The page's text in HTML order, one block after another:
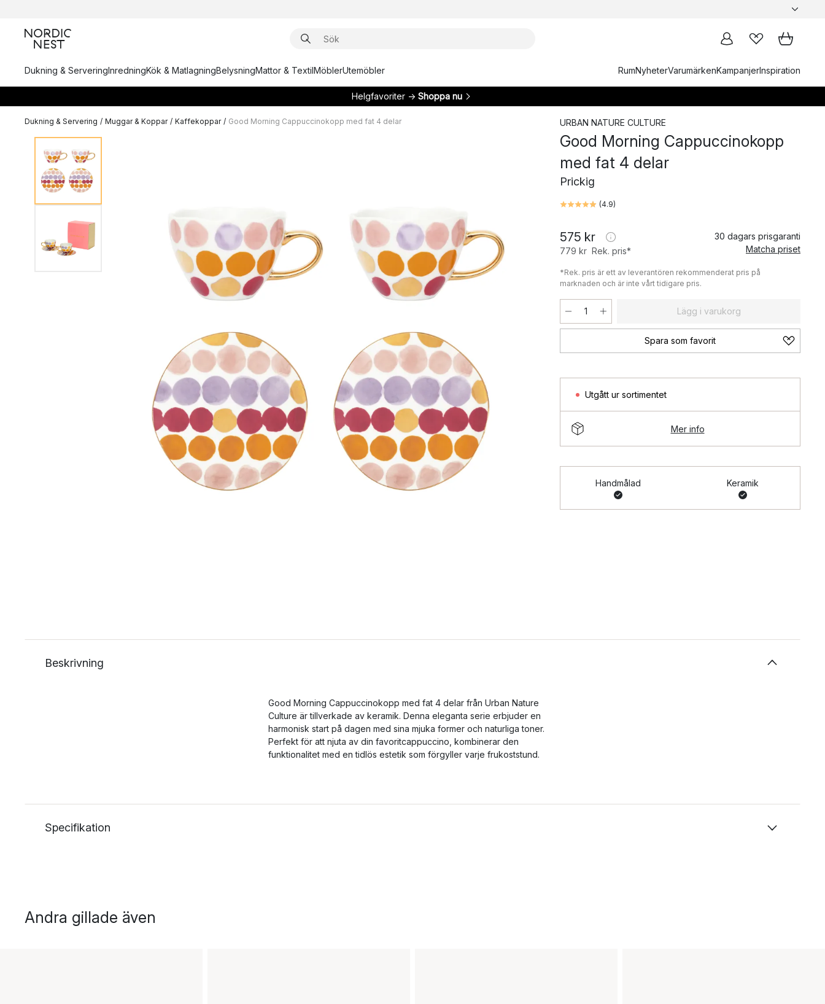
Dukning & ServeringInredningKök & MatlagningBelysningMattor & TextilMöblerUtemöbler RumNyheterVarumärkenKampanjerInspiration
Helgfavoriter → Shoppa nu
Dukning & Servering / Muggar & Koppar / Kaffekoppar / Good Morning Cappuccinokopp med fat 4 delar URBAN NATURE CULTURE
Good Morning Cappuccinokopp
med fat 4 delar
Prickig
(4.9)
575 kr
779 kr Rek. pris*
30 dagars prisgaranti
Matcha priset
*Rek. pris är ett av leverantören rekommenderat pris på
marknaden och är inte vårt tidigare pris.
Lägg i varukorg
Spara som favorit
Utgått ur sortimentet
Mer info
Handmålad Keramik
Beskrivning
Good Morning Cappuccinokopp med fat 4 delar från Urban Nature
Culture är tillverkade av keramik. Denna eleganta serie erbjuder en
harmonisk start på dagen med sina mjuka former och naturliga toner.
Perfekt för att njuta av din favoritcappuccino, kombinerar den
funktionalitet med en tidlös estetik som förgyller varje frukoststund.
Specifikation
Andra gillade även